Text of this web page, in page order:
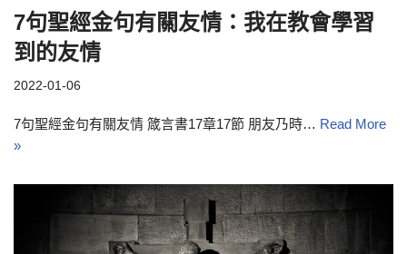
7句聖經金句有關友情：我在教會學習
到的友情
2022-01-06
7句聖經金句有關友情 箴言書17章17節 朋友乃時… Read More
»